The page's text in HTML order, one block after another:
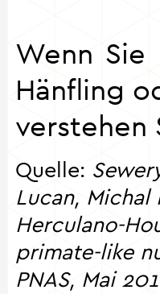
Wenn
Hänfling
verstehen
Quelle:
Lucan, Michal
Herculano-
primate-like
PNAS, Mai